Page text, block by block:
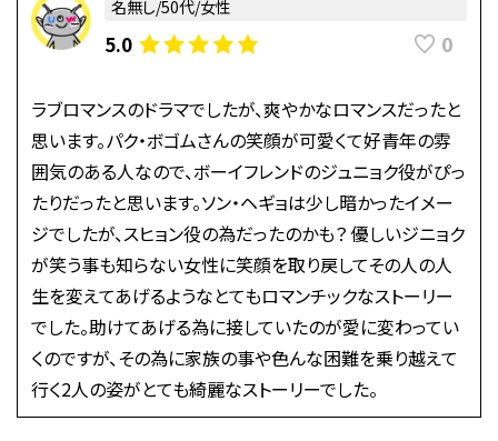
名無し/50代/女性
5.0 0
ラブロマンスのドラマでしたが、爽やかなロマンスだったと
思います。パク・ボゴムさんの笑顔が可愛くて好青年の雰
囲気のある人なので、ボーイフレンドのジュニョク役がぴっ
たりだったと思います。ソン・ヘギョは少し暗かったイメー
ジでしたが、スヒョン役の為だったのかも？ 優しいジニョク
が笑う事も知らない女性に笑顔を取り戻してその人の人
生を変えてあげるようなとてもロマンチックなストーリー
でした。助けてあげる為に接していたのが愛に変わってい
くのですが、その為に家族の事や色んな困難を乗り越えて
行く2人の姿がとても綺麗なストーリーでした。